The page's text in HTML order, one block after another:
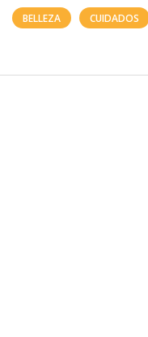
BELLEZA CUIDADOS